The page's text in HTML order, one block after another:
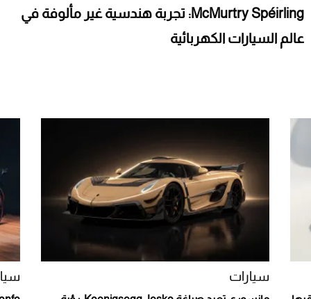
McMurtry Spéirling: تجربة هندسية غير مألوفة في
عالم السيارات الكهربائية
سيارات